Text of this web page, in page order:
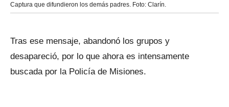
Captura que difundieron los demás padres. Foto: Clarín.
Tras ese mensaje, abandonó los grupos y
desapareció, por lo que ahora es intensamente
buscada por la Policía de Misiones.